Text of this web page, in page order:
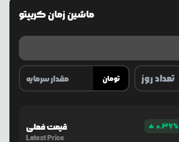
ماشین زمان کریپتو
تومان
قیمت فعلی
Latest Price
0.36%